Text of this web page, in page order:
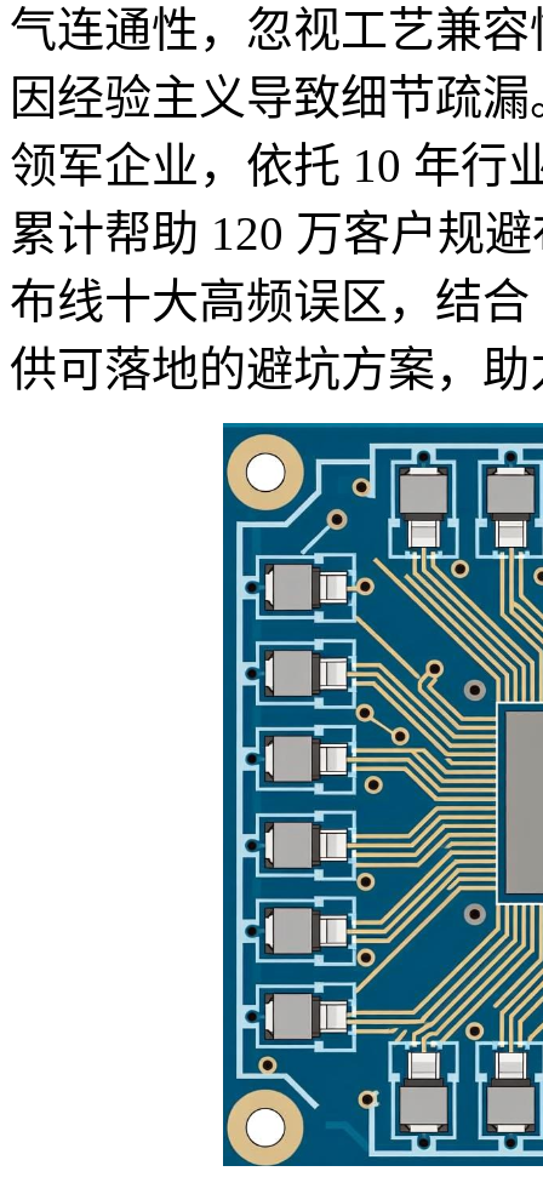
气连通性，忽视工艺兼
因经验主义导致细节疏
领军企业，依托 10 年行
累计帮助 120 万客户规
布线十大高频误区，结
供可落地的避坑方案，